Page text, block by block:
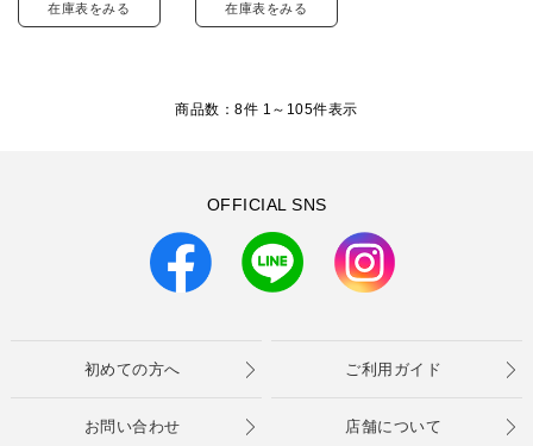
在庫表をみる 在庫表をみる
商品数：8件 1～ 105件表示
OFFICIAL SNS
初めての方へ ご利用ガイド
お問い合わせ 店舗について